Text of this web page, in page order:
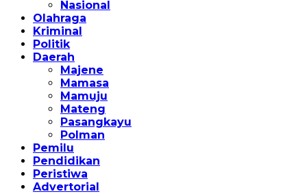
Nasional
Olahraga
Kriminal
Politik
Daerah
Majene
Mamasa
Mamuju
Mateng
Pasangkayu
Polman
Pemilu
Pendidikan
Peristiwa
Advertorial